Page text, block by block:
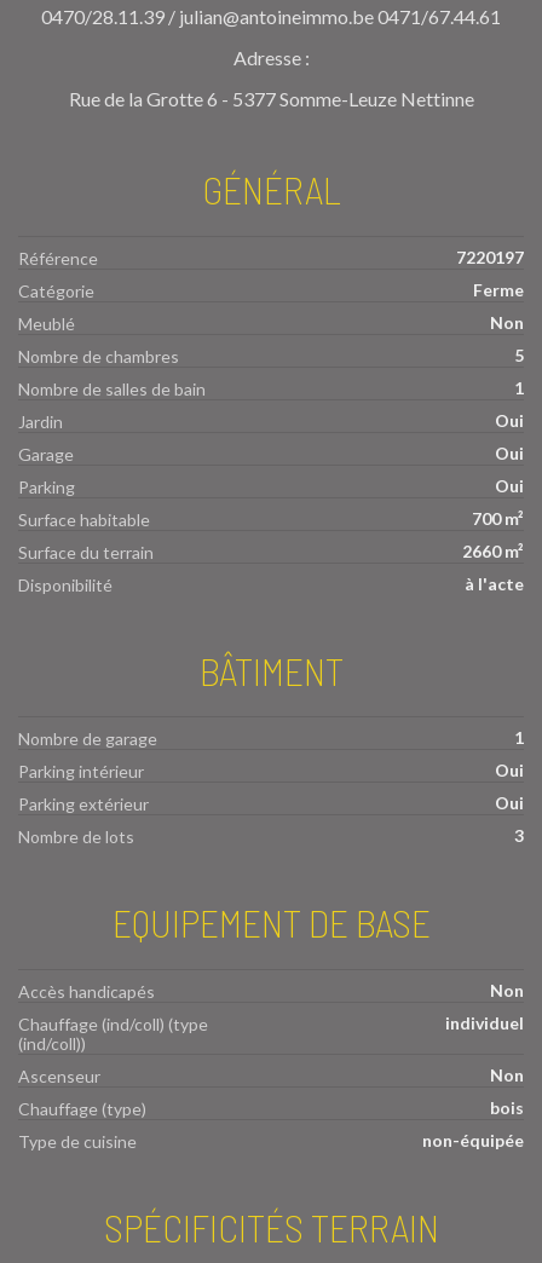
0470/28.11.39 / julian@antoineimmo.be 0471/67.44.61
Adresse :
Rue de la Grotte 6 - 5377 Somme-Leuze Nettinne
GÉNÉRAL
Référence
7220197
Catégorie
Ferme
Meublé
Non
Nombre de chambres
5
Nombre de salles de bain
1
Jardin
Oui
Garage
Oui
Parking
Oui
Surface habitable
700 m²
Surface du terrain
2660 m²
Disponibilité
à l'acte
BÂTIMENT
Nombre de garage
1
Parking intérieur
Oui
Parking extérieur
Oui
Nombre de lots
3
EQUIPEMENT DE BASE
Accès handicapés
Non
Chauffage (ind/coll) (type
(ind/coll))
individuel
Ascenseur
Non
Chauffage (type)
bois
Type de cuisine
non-équipée
SPÉCIFICITÉS TERRAIN